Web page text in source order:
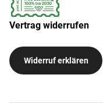
Vertrag widerrufen
Widerruf erklären